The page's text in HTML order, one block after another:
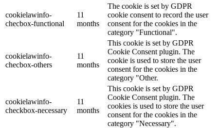
cookielawinfo-
checbox-functional
11
months
The cookie is set by GDPR
cookie consent to record the user
consent for the cookies in the
category "Functional".
cookielawinfo-
checbox-others
11
months
This cookie is set by GDPR
Cookie Consent plugin. The
cookie is used to store the user
consent for the cookies in the
category "Other.
cookielawinfo-
checkbox-necessary
11
months
This cookie is set by GDPR
Cookie Consent plugin. The
cookies is used to store the user
consent for the cookies in the
category "Necessary".